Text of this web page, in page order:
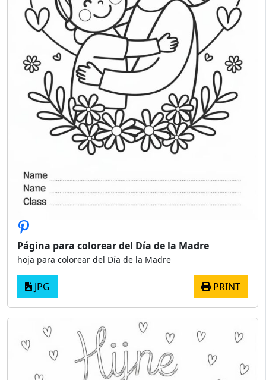
Página para colorear del Día de la Madre
hoja para colorear del Día de la Madre
JPG PRINT